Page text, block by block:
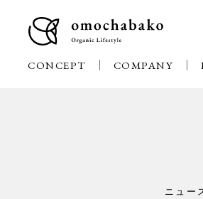
CONCEPT COMPANY
ニュー